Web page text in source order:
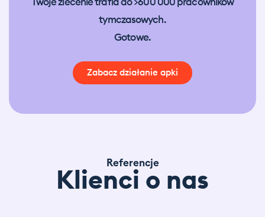
tymczasowych.
Gotowe.
Zabacz działanie apki
Referencje
Klienci o nas